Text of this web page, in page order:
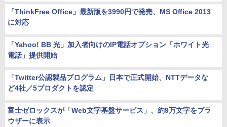
「ThinkFree Office」最新版を3990円で発売、MS Office 2013
に対応
「Yahoo! BB 光」加入者向けのIP電話オプション「ホワイト光
電話」提供開始
「Twitter公認製品プログラム」日本で正式開始、NTTデータな
ど4社／5プロダクトを認定
富士ゼロックスが「Web文字基盤サービス」、約9万文字をブラ
ウザーに表示